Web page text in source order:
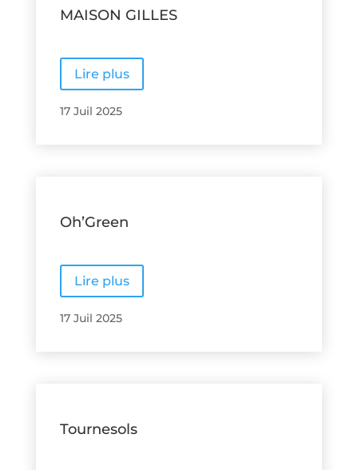
MAISON GILLES
Lire plus
17 Juil 2025
Oh’Green
Lire plus
17 Juil 2025
Tournesols